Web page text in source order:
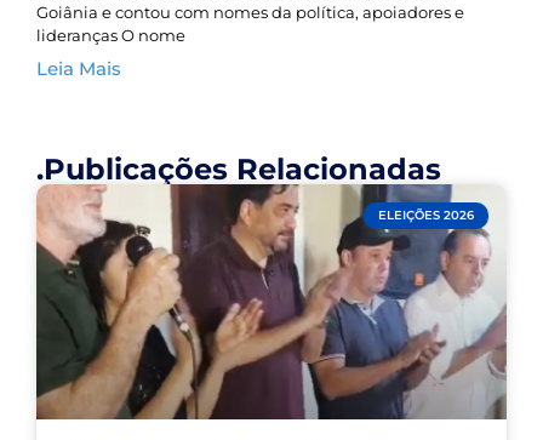
Goiânia e contou com nomes da política, apoiadores e
lideranças O nome
Leia Mais
.Publicações Relacionadas
ELEIÇÕES 2026